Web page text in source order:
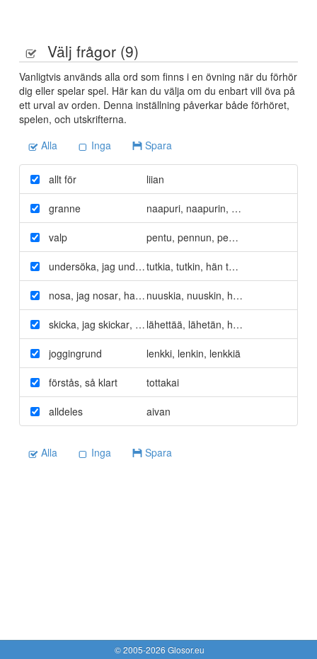
Välj frågor (9)
Vanligtvis används alla ord som finns i en övning när du förhör
dig eller spelar spel. Här kan du välja om du enbart vill öva på
ett urval av orden. Denna inställning påverkar både förhöret,
spelen, och utskrifterna.
Alla
Inga Spara
allt för liian
granne naapuri, naapurin, naapuria
valp pentu, pennun, pentua
undersöka, jag undersöker,han undersökte
tutkia, tutkin, hän tutki
nosa, jag nosar, han nosade
nuuskia, nuuskin, hän nuuski
skicka, jag skickar, han skickade
lähettää, lähetän, hän lähetti
joggingrund lenkki, lenkin, lenkkiä
förstås, så klart tottakai
alldeles aivan
Alla Inga Spara
© 2005-2026 Glosor.eu